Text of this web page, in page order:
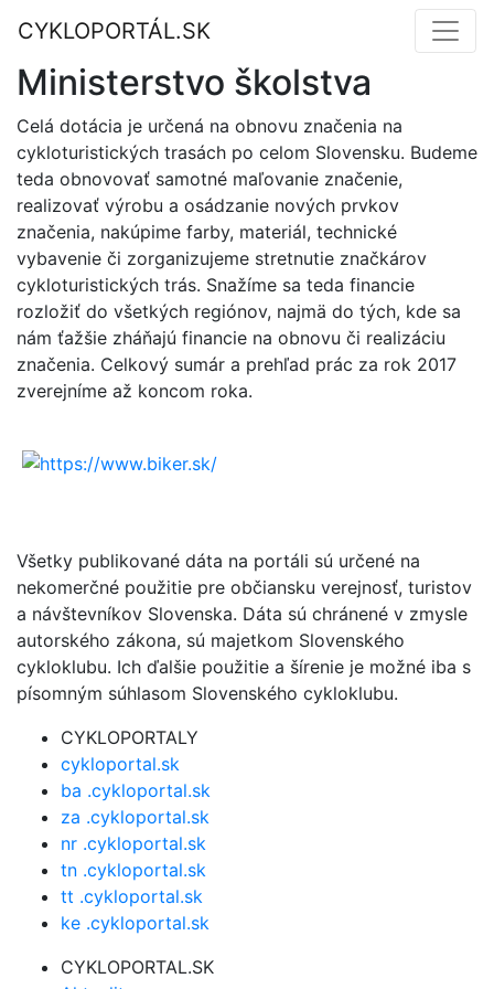
CYKLOPORTÁL.SK
Ministerstvo školstva
Celá dotácia je určená na obnovu značenia na
cykloturistických trasách po celom Slovensku. Budeme
teda obnovovať samotné maľovanie značenie,
realizovať výrobu a osádzanie nových prvkov
značenia, nakúpime farby, materiál, technické
vybavenie či zorganizujeme stretnutie značkárov
cykloturistických trás. Snažíme sa teda financie
rozložiť do všetkých regiónov, najmä do tých, kde sa
nám ťažšie zháňajú financie na obnovu či realizáciu
značenia. Celkový sumár a prehľad prác za rok 2017
zverejníme až koncom roka.
Všetky publikované dáta na portáli sú určené na
nekomerčné použitie pre občiansku verejnosť, turistov
a návštevníkov Slovenska. Dáta sú chránené v zmysle
autorského zákona, sú majetkom Slovenského
cykloklubu. Ich ďalšie použitie a šírenie je možné iba s
písomným súhlasom Slovenského cykloklubu.
CYKLOPORTALY
cykloportal.sk
ba .cykloportal.sk
za .cykloportal.sk
nr .cykloportal.sk
tn .cykloportal.sk
tt .cykloportal.sk
ke .cykloportal.sk
CYKLOPORTAL.SK